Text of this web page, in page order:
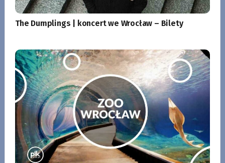
The Dumplings | koncert we Wrocław – Bilety